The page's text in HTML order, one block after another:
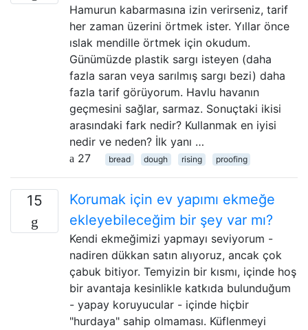
Hamurun kabarmasına izin verirseniz, tarif
her zaman üzerini örtmek ister. Yıllar önce
ıslak mendille örtmek için okudum.
Günümüzde plastik sargı isteyen (daha
fazla saran veya sarılmış sargı bezi) daha
fazla tarif görüyorum. Havlu havanın
geçmesini sağlar, sarmaz. Sonuçtaki ikisi
arasındaki fark nedir? Kullanmak en iyisi
nedir ve neden? İlk yanı …
27
bread dough rising proofing
15
Korumak için ev yapımı ekmeğe
ekleyebileceğim bir şey var mı?
Kendi ekmeğimizi yapmayı seviyorum -
nadiren dükkan satın alıyoruz, ancak çok
çabuk bitiyor. Temyizin bir kısmı, içinde hoş
bir avantaja kesinlikle katkıda bulunduğum
- yapay koruyucular - içinde hiçbir
"hurdaya" sahip olmaması. Küflenmeyi